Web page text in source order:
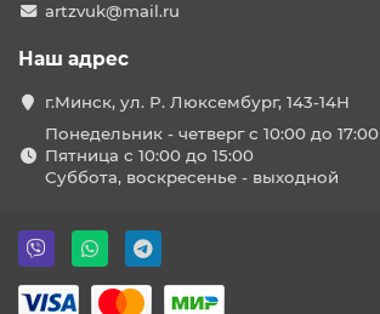
artzvuk@mail.ru
Наш адрес
г.Минск, ул. Р. Люксембург, 143-14Н
Понедельник - четверг с 10:00 до 17:00
Пятница с 10:00 до 15:00
Суббота, воскресенье - выходной